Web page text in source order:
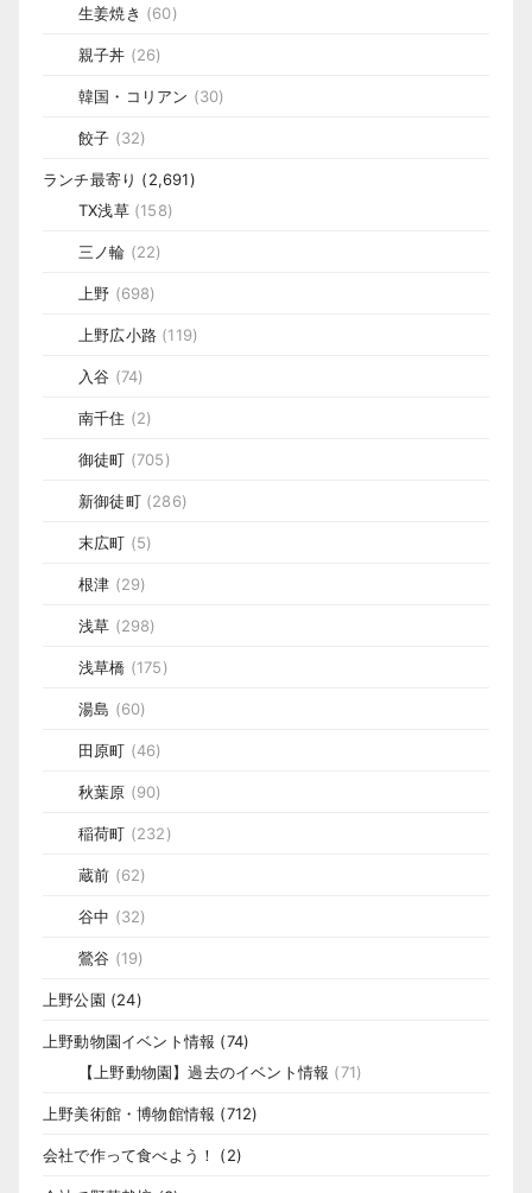
生姜焼き (60)
親子丼 (26)
韓国・コリアン (30)
餃子 (32)
ランチ最寄り (2,691)
TX浅草(158)
三ノ輪 (22)
上野 (698)
上野広小路 (119)
入谷 (74)
南千住 (2)
御徒町 (705)
新御徒町(286)
末広町 (5)
根津 (29)
浅草 (298)
浅草橋 (175)
湯島 (60)
田原町 (46)
秋葉原 (90)
稲荷町 (232)
蔵前 (62)
谷中 (32)
鶯谷 (19)
上野公園 (24)
上野動物園イベント情報 (74)
【上野動物園】過去のイベント情報 (71)
上野美術館・博物館情報 (712)
会社で作って食べよう！ (2)